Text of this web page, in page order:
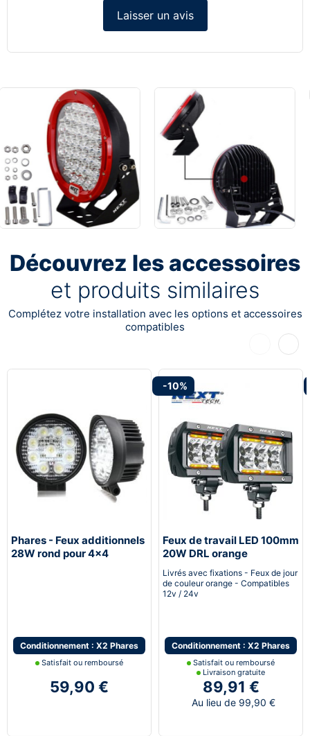
Laisser un avis
Découvrez les accessoires
et produits similaires
Complétez votre installation avec les options et accessoires
Précédent
Phares - Feux additionnels
Conditionnement : X2 Phares
59,90 €
-10%
Feux de travail LED 100mm
20W DRL orange
Livrés avec fixations - Feux de jour
de couleur orange - Compatibles
Conditionnement : X2 Phares
Satisfait ou remboursé
Livraison gratuite
89,91 €